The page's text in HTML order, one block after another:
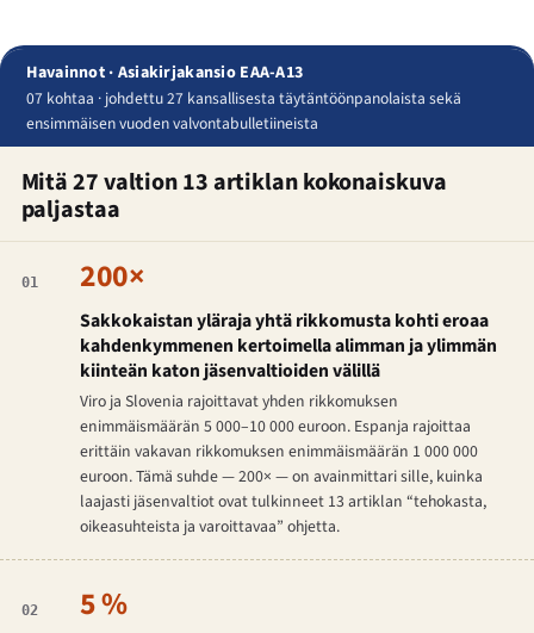
Havainnot · Asiakirjakansio EAA-A13
07 kohtaa · johdettu 27 kansallisesta täytäntöönpanolaista sekä
ensimmäisen vuoden valvontabulletiineista
Mitä 27 valtion 13 artiklan kokonaiskuva
paljastaa
01 200×
Sakkokaistan yläraja yhtä rikkomusta kohti eroaa
kahdenkymmenen kertoimella alimman ja ylimmän
kiinteän katon jäsenvaltioiden välillä
Viro ja Slovenia rajoittavat yhden rikkomuksen
enimmäismäärän 5 000–10 000 euroon. Espanja rajoittaa
erittäin vakavan rikkomuksen enimmäismäärän 1 000 000
euroon. Tämä suhde — 200× — on avainmittari sille, kuinka
laajasti jäsenvaltiot ovat tulkinneet 13 artiklan “tehokasta,
oikeasuhteista ja varoittavaa” ohjetta.
02 5 %